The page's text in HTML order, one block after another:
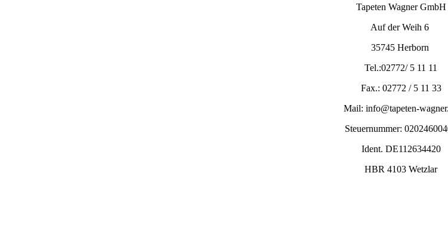
Tapeten Wagner GmbH
Auf der Weih 6
35745 Herborn
Tel.:02772/ 5 11 11
Fax.: 02772 / 5 11 33
Mail: info@tapeten-
Steuernummer:
Ident. DE112634420
HBR 4103 Wetzlar